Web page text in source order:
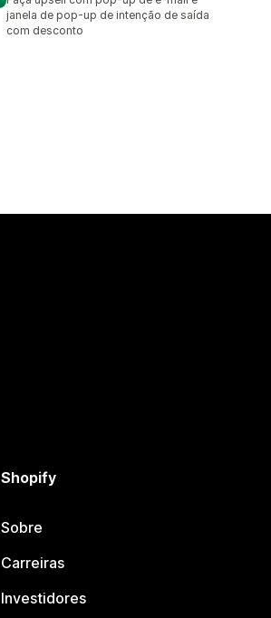
janela de pop-up de intenção de saída
com desconto
Shopify
Sobre
Carreiras
Investidores